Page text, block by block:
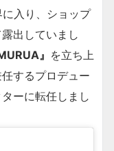
入り、ショップ
出していまし
』 を立ち上
するプロデュー
ーに転任しまし